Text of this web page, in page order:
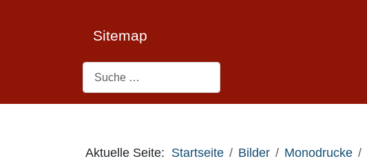
Sitemap
Suchen
Aktuelle Seite: Startseite Bilder Monodrucke